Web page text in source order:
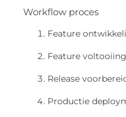
Workflow proces
Feature
Feature
Release
Productie